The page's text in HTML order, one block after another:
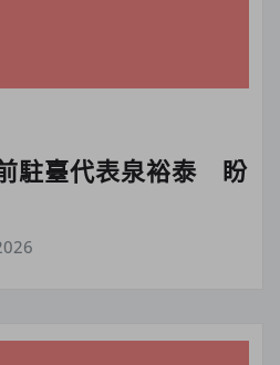
駐臺代表泉裕泰 盼